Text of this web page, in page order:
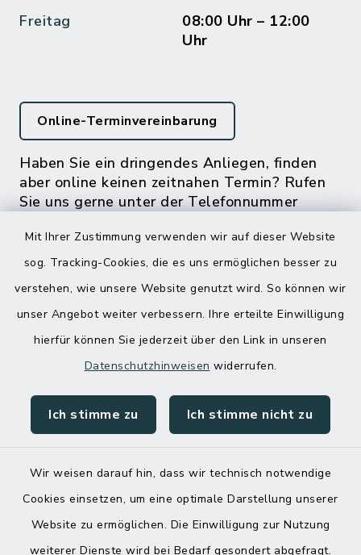
Mit Ihrer Zustimmung verwenden wir auf dieser Website
sog. Tracking-Cookies, die es uns ermöglichen besser zu
verstehen, wie unsere Website genutzt wird. So können wir
unser Angebot weiter verbessern. Ihre erteilte Einwilligung
hierfür können Sie jederzeit über den Link in unseren
Datenschutzhinweisen widerrufen.
Ich stimme zu Ich stimme nicht zu
Wir weisen darauf hin, dass wir technisch notwendige
Cookies einsetzen, um eine optimale Darstellung unserer
Website zu ermöglichen. Die Einwilligung zur Nutzung
weiterer Dienste wird bei Bedarf gesondert abgefragt.
Freitag
08:00 Uhr – 12:00
Uhr
Online-Terminvereinbarung
Haben Sie ein dringendes Anliegen, finden
aber online keinen zeitnahen Termin? Rufen
Sie uns gerne unter der Telefonnummer
Kontakt
Datenschutz
Impressum